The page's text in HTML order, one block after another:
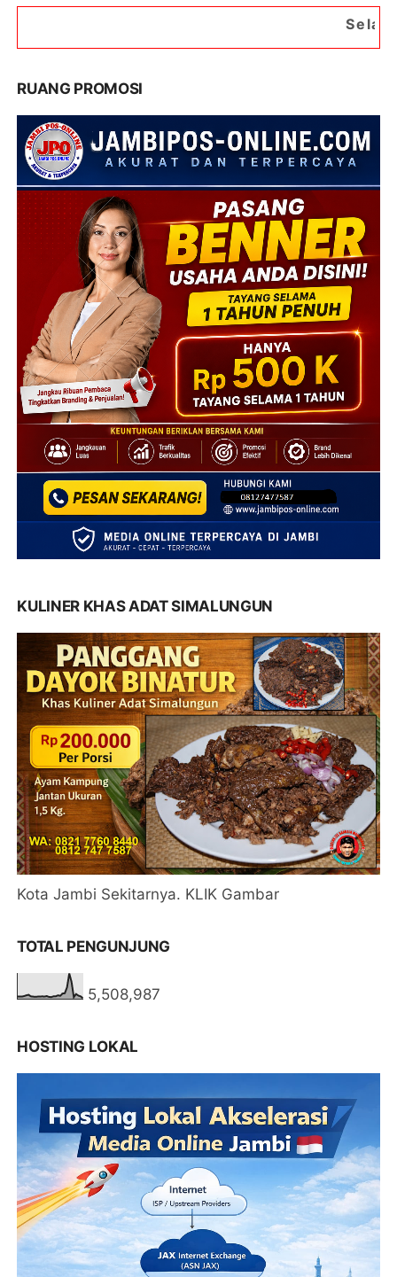
Selamat Datang di
RUANG PROMOSI
KULINER KHAS ADAT SIMALUNGUN
Kota Jambi Sekitarnya. KLIK Gambar
TOTAL PENGUNJUNG
5,508,987
HOSTING LOKAL